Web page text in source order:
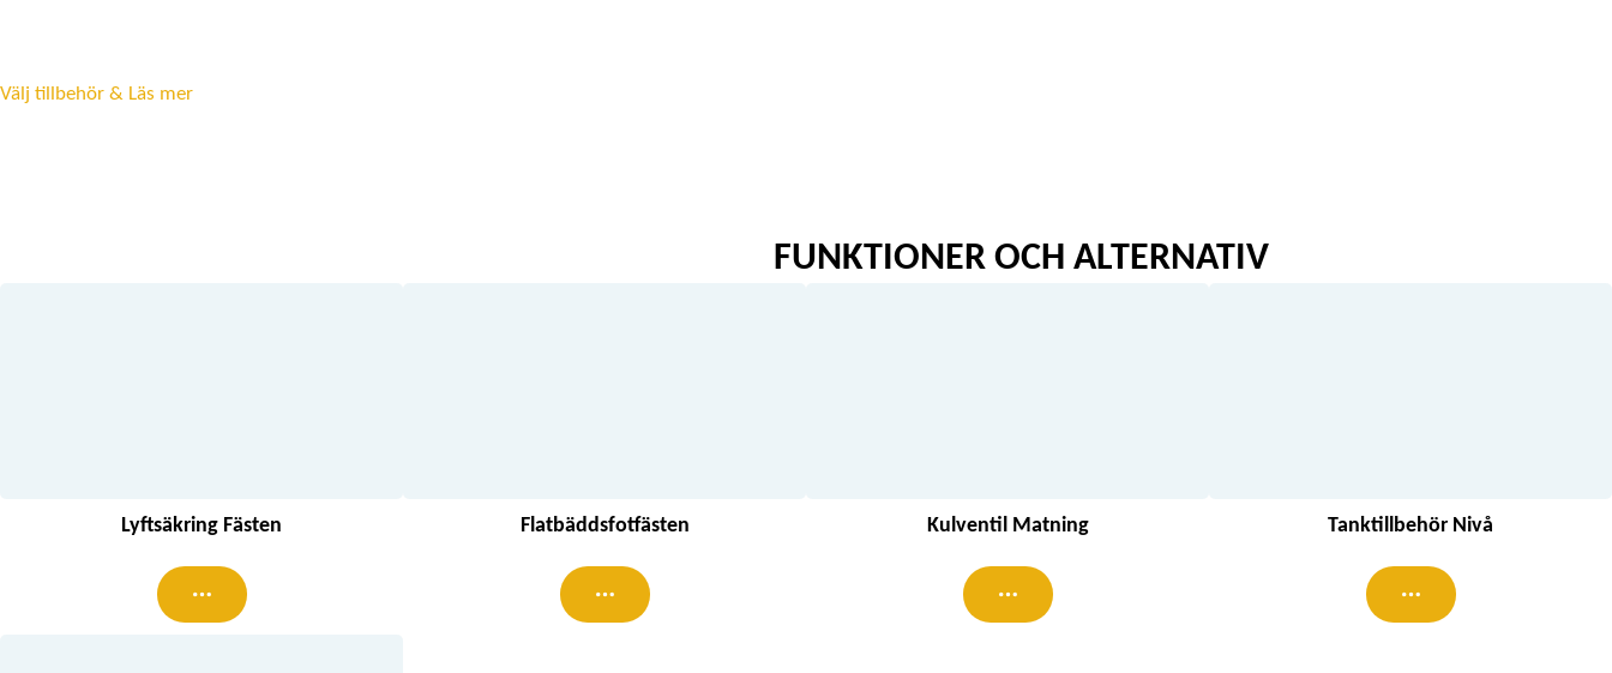
Välj tillbehör & Läs mer
FUNKTIONER OCH ALTERNATIV
Lyftsäkring Fästen Flatbäddsfotfästen Kulventil Matning Tanktillbehör Nivå